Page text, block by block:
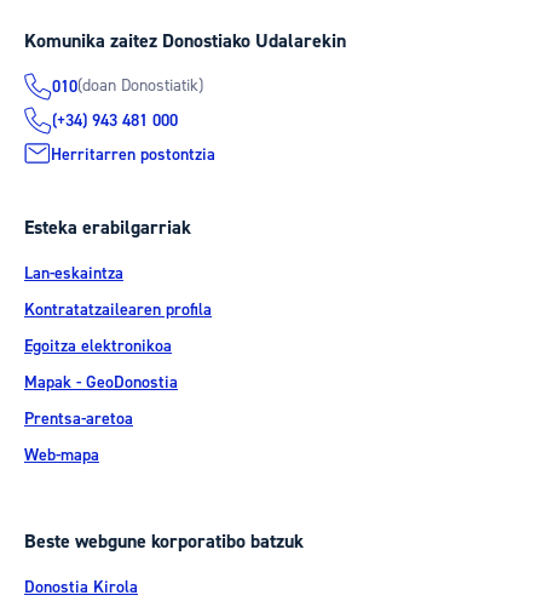
Komunika zaitez Donostiako Udalarekin
010(doan Donostiatik)
(+34) 943 481 000
Herritarren postontzia
Esteka erabilgarriak
Lan-eskaintza
Kontratatzailearen profila
Egoitza elektronikoa
Mapak - GeoDonostia
Prentsa-aretoa
Web-mapa
Beste webgune korporatibo batzuk
Donostia Kirola